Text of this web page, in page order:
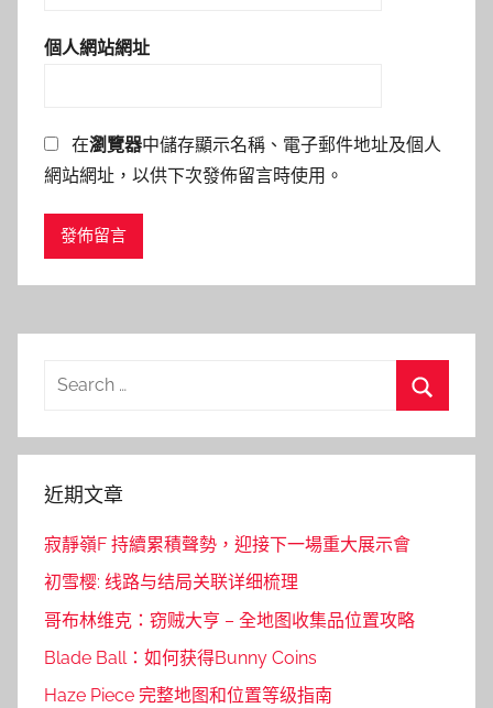
個人網站網址
在瀏覽器中儲存顯示名稱、電子郵件地址及個人
網站網址，以供下次發佈留言時使用。
Search
近期文章
寂靜嶺F 持續累積聲勢，迎接下一場重大展示會
初雪樱: 线路与结局关联详细梳理
哥布林维克：窃贼大亨 – 全地图收集品位置攻略
Blade Ball：如何获得Bunny Coins
Haze Piece 完整地图和位置等级指南